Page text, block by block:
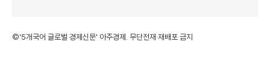
©'5개국어 글로벌 경제신문' 아주경제. 무단전재·재배포 금지